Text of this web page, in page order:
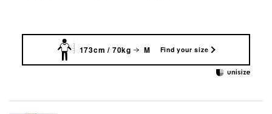
173cm / 70kg M Find your size